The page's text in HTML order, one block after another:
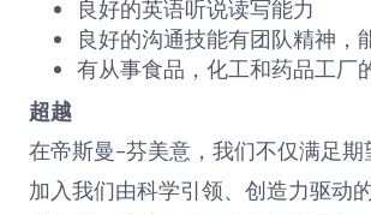
良好的英语听说读写能力
良好的沟通技能有团队精神，
有从事食品，化工和药品工厂
超越
在帝斯曼-芬美意，我们不仅满足期
加入我们由科学引领、创造力驱动